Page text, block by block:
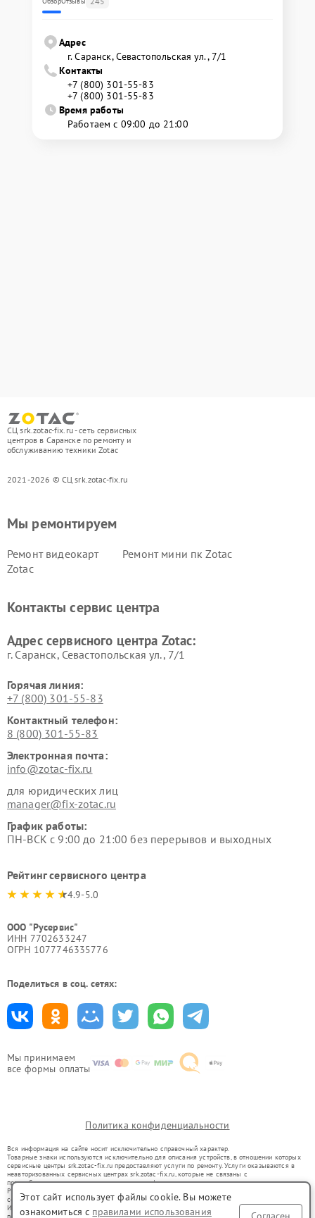
Адрес
г. Саранск, Севастопольская ул., 7/1
Контакты
+7 (800) 301-55-83
+7 (800) 301-55-83
Время работы
Работаем с 09:00 до 21:00
СЦ srk.zotac-fix.ru - сеть сервисных
центров в Саранске по ремонту и
обслуживанию техники Zotac
2021-2026 © СЦ srk.zotac-fix.ru
Мы принимаем
все формы оплаты
Мы ремонтируем
Ремонт видеокарт
Zotac
Ремонт мини пк Zotac
Контакты сервис центра
Адрес сервисного центра Zotac:
г. Саранск, Севастопольская ул., 7/1
Горячая линия:
+7 (800) 301-55-83
Контактный телефон:
8 (800) 301-55-83
Электронная почта:
info@zotac-fix.ru
для юридических лиц
manager@fix-zotac.ru
График работы:
ПН-ВСК с 9:00 до 21:00 без перерывов и выходных
Рейтинг сервисного центра
4.9-5.0
ООО "Русервис"
ИНН 7702633247
ОГРН 1077746335776
Поделиться в соц. сетях:
Политика конфиденциальности
Вся информация на сайте носит исключительно справочный характер.
Товарные знаки используются исключительно для описания устройств, в отношении которых
сервисные центры srk.zotac-fix.ru предоставляют услуги по ремонту. Услуги оказываются в
неавторизованных сервисных центрах srk.zotac-fix.ru, которые не связаны с
правообладателями товарных знаков или их официальными представителями.
Ремонт осуществляется для устройств, уже введенных в гражданский оборот в соответствии
со статьей 1487 ГК РФ.
Использование товарных знаков не преследует цели индивидуализации услуг или введения
Этот сайт использует файлы cookie. Вы можете
ознакомиться с правилами использования